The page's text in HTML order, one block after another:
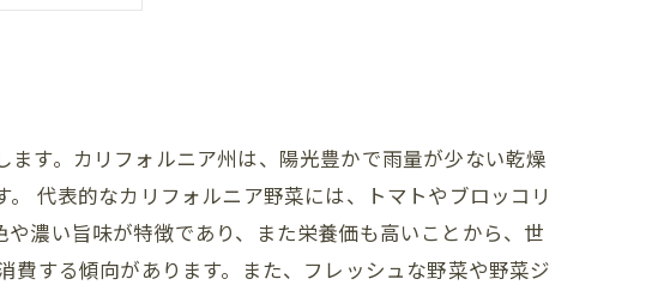
す。カリフォルニア州は、陽光豊かで雨量が少ない乾燥
代表的なカリフォルニア野菜には、トマトやブロッコリ
濃い旨味が特徴であり、また栄養価も高いことから、世
する傾向があります。また、フレッシュな野菜や野菜ジ